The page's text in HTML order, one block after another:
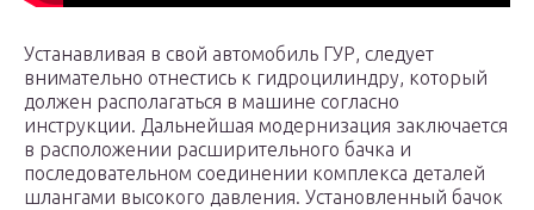
Устанавливая в свой автомобиль ГУР, следует
внимательно отнестись к гидроцилиндру, который
должен располагаться в машине согласно
инструкции. Дальнейшая модернизация заключается
в расположении расширительного бачка и
последовательном соединении комплекса деталей
шлангами высокого давления. Установленный бачок